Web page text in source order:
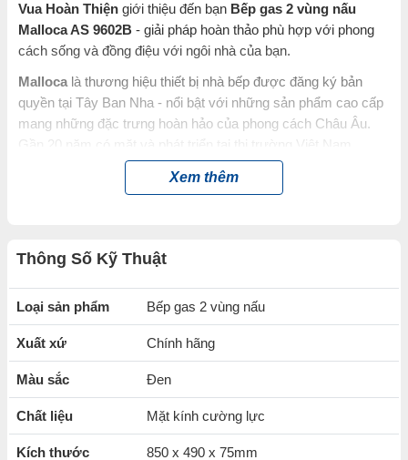
Vua Hoàn Thiện giới thiệu đến bạn Bếp gas 2 vùng nấu
Malloca AS 9602B - giải pháp hoàn thảo phù hợp với phong
cách sống và đồng điệu với ngôi nhà của bạn.
Malloca là thương hiệu thiết bị nhà bếp được đăng ký bản
quyền tại Tây Ban Nha - nổi bật với những sản phẩm cao cấp
mang những đặc trưng hoàn hảo của phong cách Châu Âu.
Gần 20 năm có mặt và phát triển tại thị trường Việt Nam,
luôn mang đến cho người tiêu dùng những sản phẩm
được thiết kế sáng tạo tinh xảo và tính năng vượt trội.
nấu Malloca AS 9602B
Bề mặt kính cường lựcchịu lực và chịu nhiệt cao, dễ
dàng vệ sinh
Kiềng gang đúc siêu bền, chống trơn trượt
trình nấu nướng
Xem thêm
Thông Số Kỹ Thuật
Loại sản phẩm Bếp gas 2 vùng nấu
Xuất xứ Chính hãng
Màu sắc Đen
Chất liệu Mặt kính cường lực
Kích thước 850 x 490 x 75mm